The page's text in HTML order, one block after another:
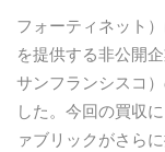
フォーティネット
を提供する非公開
サンフランシスコ
した。今回の買収
ァブリックがさら